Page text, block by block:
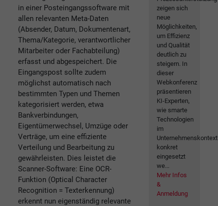
in einer Posteingangssoftware mit
allen relevanten Meta-Daten
(Absender, Datum, Dokumentenart,
Thema/Kategorie, verantwortlicher
Mitarbeiter oder Fachabteilung)
erfasst und abgespeichert. Die
Eingangspost sollte zudem
möglichst automatisch nach
bestimmten Typen und Themen
kategorisiert werden, etwa
Bankverbindungen,
Eigentümerwechsel, Umzüge oder
Verträge, um eine effiziente
Verteilung und Bearbeitung zu
gewährleisten. Dies leistet die
Scanner-Software: Eine OCR-
Funktion (Optical Character
Recognition = Texterkennung)
erkennt nun eigenständig relevante
zeigen sich
neue
Möglichkeiten,
um Effizienz
und Qualität
deutlich zu
steigern. In
dieser
Webkonferenz
präsentieren
KI-Experten,
wie smarte
Technologien
im
Unternehmenskontext
konkret
eingesetzt
we...
Mehr Infos
&
Anmeldung